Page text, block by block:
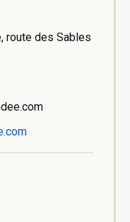
route des Sables